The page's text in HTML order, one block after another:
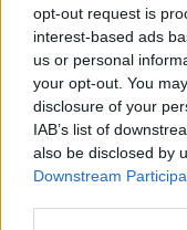
opt-out request is
interest-based ads
us or personal
your opt-out. You
disclosure of your
IAB’s list of
also be disclosed by
Downstream
Dottor Costa:
trasformato
L'omaggio del
Valentino Rossi.
Redazione Sport Magazine
MOTORI